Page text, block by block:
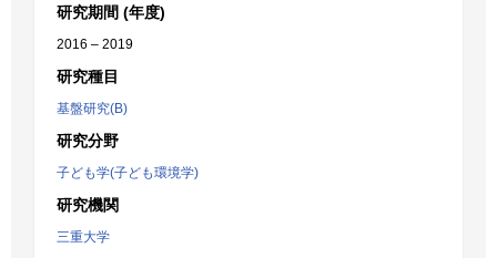
研究期間 (年度)
2016 – 2019
研究種目
基盤研究(B)
研究分野
子ども学(子ども環境学)
研究機関
三重大学